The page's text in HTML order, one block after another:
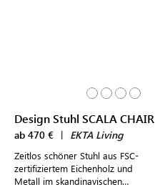
Design Stuhl SCALA CHAIR
ab 470 € | EKTA Living
Zeitlos schöner Stuhl aus FSC-
zertifiziertem Eichenholz und
Metall im skandinavischen